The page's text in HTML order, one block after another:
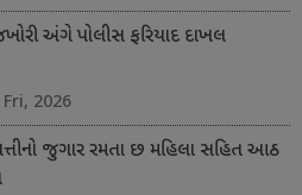
અંગે પોલીસ ફરિયાદ દાખલ
2026
જુગાર રમતા છ મહિલા સહિત આઠ